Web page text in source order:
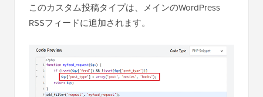
このカスタム投稿タイプは、メインのWordPress
RSSフィードに追加されます。